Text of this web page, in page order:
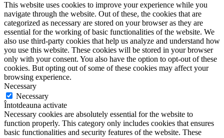
This website uses cookies to improve your experience while you
navigate through the website. Out of these, the cookies that are
categorized as necessary are stored on your browser as they are
essential for the working of basic functionalities of the website. We
also use third-party cookies that help us analyze and understand how
you use this website. These cookies will be stored in your browser
only with your consent. You also have the option to opt-out of these
cookies. But opting out of some of these cookies may affect your
browsing experience.
Necessary
Necessary
Întotdeauna activate
Necessary cookies are absolutely essential for the website to
function properly. This category only includes cookies that ensures
basic functionalities and security features of the website. These